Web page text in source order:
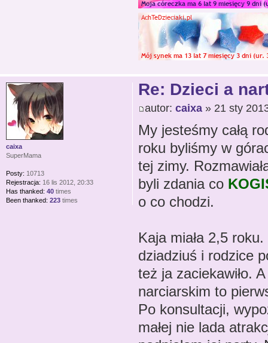
Re: Dzieci a
autor: caixa» 21 sty
My jesteśmy całą
roku byliśmy w
tej zimy.
byli zdania co
o co chodzi.
Kaja miała 2,5
dziadziuś i rodzice
też ja zaciekawiło.
narciarskim to
Po konsultacji,
małej nie lada
caixa
SuperMama
Posty: 10713
Rejestracja: 16 lis 2012, 20:33
Has thanked: 40 times
Been thanked: 223 times